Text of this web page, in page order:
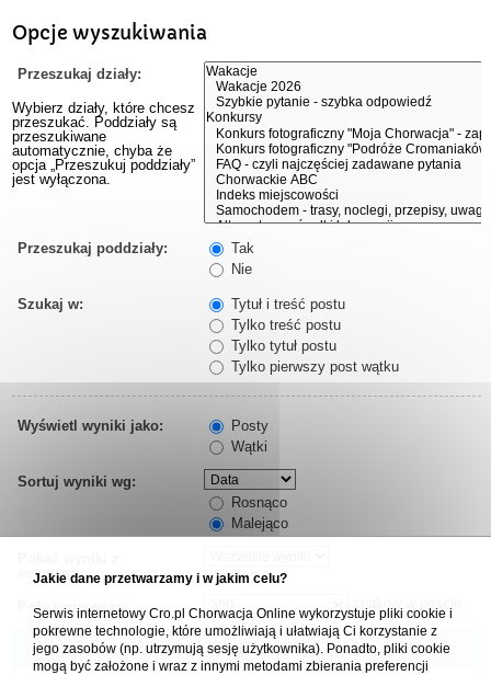
Opcje wyszukiwania
Przeszukaj działy:
Wybierz działy, które chcesz
przeszukać. Poddziały są
przeszukiwane
automatycznie, chyba że
opcja „Przeszukuj poddziały”
jest wyłączona.
Przeszukaj poddziały:
Tak
Nie
Szukaj w:
Tytuł i treść postu
Tylko treść postu
Tylko tytuł postu
Tylko pierwszy post wątku
Wyświetl wyniki jako:
Posty
Wątki
Sortuj wyniki wg:
Rosnąco
Malejąco
ostatnich:
Pokaż pierwsze:
Jakie dane przetwarzamy i w jakim celu?
Serwis internetowy Cro.pl Chorwacja Online wykorzystuje pliki cookie i
pokrewne technologie, które umożliwiają i ułatwiają Ci korzystanie z
jego zasobów (np. utrzymują sesję użytkownika). Ponadto, pliki cookie
mogą być założone i wraz z innymi metodami zbierania preferencji